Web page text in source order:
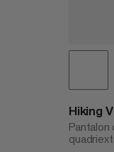
Hiking
Pantalon